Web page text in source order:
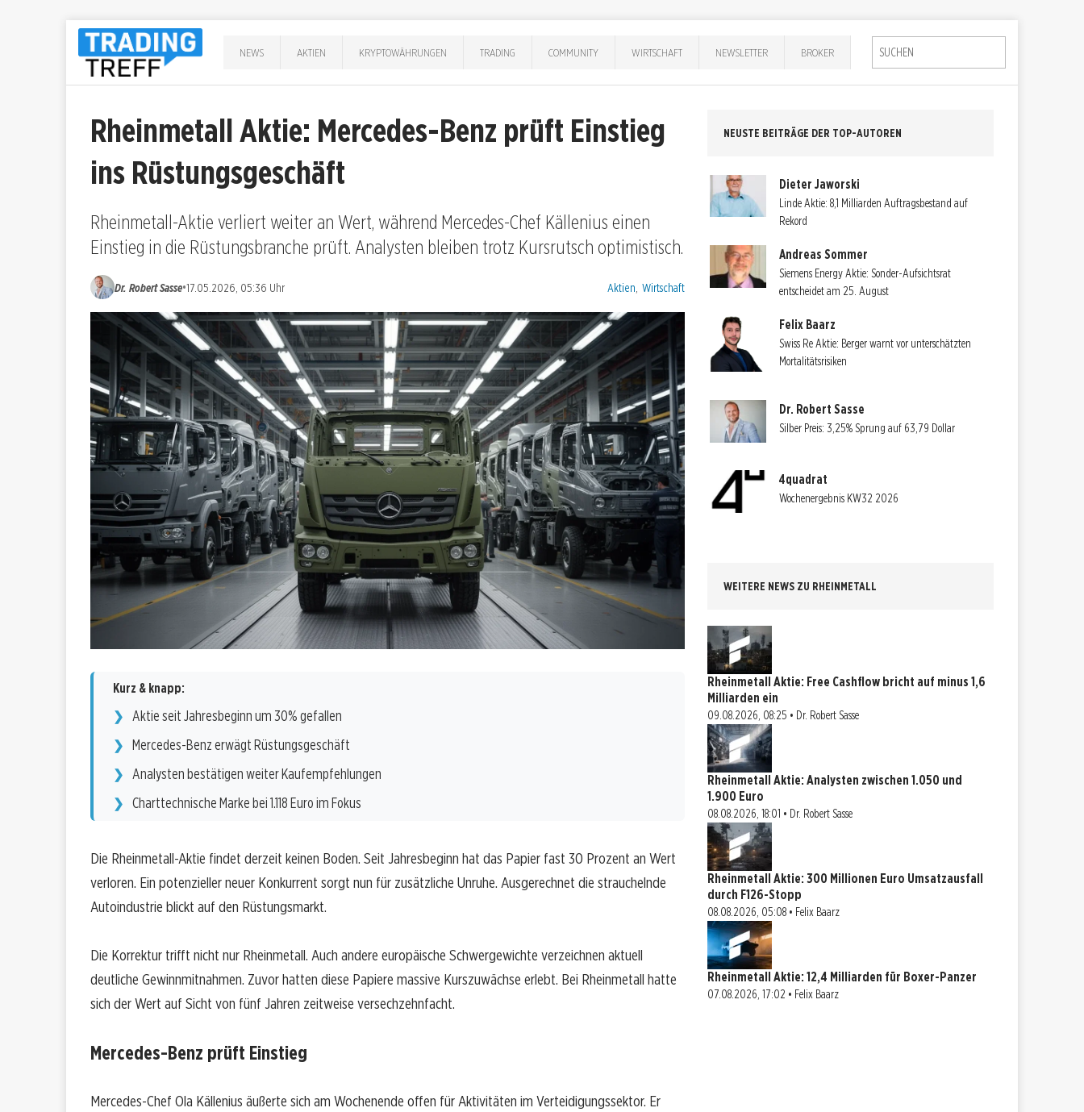
NEWS AKTIEN KRYPTOWÄHRUNGEN TRADING COMMUNITY WIRTSCHAFT NEWSLETTER BROKER
Rheinmetall Aktie: Mercedes-Benz prüft Einstieg
ins Rüstungsgeschäft
Rheinmetall-Aktie verliert weiter an Wert, während Mercedes-Chef Källenius einen
Einstieg in die Rüstungsbranche prüft. Analysten bleiben trotz Kursrutsch optimistisch.
Dr. Robert Sasse•17.05.2026, 05:36 Uhr Kategorien:
Aktien Wirtschaft
Kurz & knapp:
Aktie seit Jahresbeginn um 30% gefallen
Mercedes-Benz erwägt Rüstungsgeschäft
Analysten bestätigen weiter Kaufempfehlungen
Charttechnische Marke bei 1.118 Euro im Fokus
Die Rheinmetall-Aktie findet derzeit keinen Boden. Seit Jahresbeginn hat das Papier fast 30 Prozent an Wert
verloren. Ein potenzieller neuer Konkurrent sorgt nun für zusätzliche Unruhe. Ausgerechnet die strauchelnde
Autoindustrie blickt auf den Rüstungsmarkt.
Die Korrektur trifft nicht nur Rheinmetall. Auch andere europäische Schwergewichte verzeichnen aktuell
deutliche Gewinnmitnahmen. Zuvor hatten diese Papiere massive Kurszuwächse erlebt. Bei Rheinmetall hatte
sich der Wert auf Sicht von fünf Jahren zeitweise versechzehnfacht.
Mercedes-Benz prüft Einstieg
Mercedes-Chef Ola Källenius äußerte sich am Wochenende offen für Aktivitäten im Verteidigungssektor. Er
NEUSTE BEITRÄGE DER TOP-AUTOREN
Dieter Jaworski
Linde Aktie: 8,1 Milliarden Auftragsbestand auf
Rekord
Andreas Sommer
Siemens Energy Aktie: Sonder-Aufsichtsrat
entscheidet am 25. August
Felix Baarz
Swiss Re Aktie: Berger warnt vor unterschätzten
Mortalitätsrisiken
Dr. Robert Sasse
Silber Preis: 3,25% Sprung auf 63,79 Dollar
4quadrat
Wochenergebnis KW32 2026
WEITERE NEWS ZU RHEINMETALL
Rheinmetall Aktie: Free Cashflow bricht auf minus 1,6
Milliarden ein
09.08.2026, 08:25 • Dr. Robert Sasse
Rheinmetall Aktie: Analysten zwischen 1.050 und
1.900 Euro
08.08.2026, 18:01 • Dr. Robert Sasse
Rheinmetall Aktie: 300 Millionen Euro Umsatzausfall
durch F126-Stopp
08.08.2026, 05:08 • Felix Baarz
Rheinmetall Aktie: 12,4 Milliarden für Boxer-Panzer
07.08.2026, 17:02 • Felix Baarz